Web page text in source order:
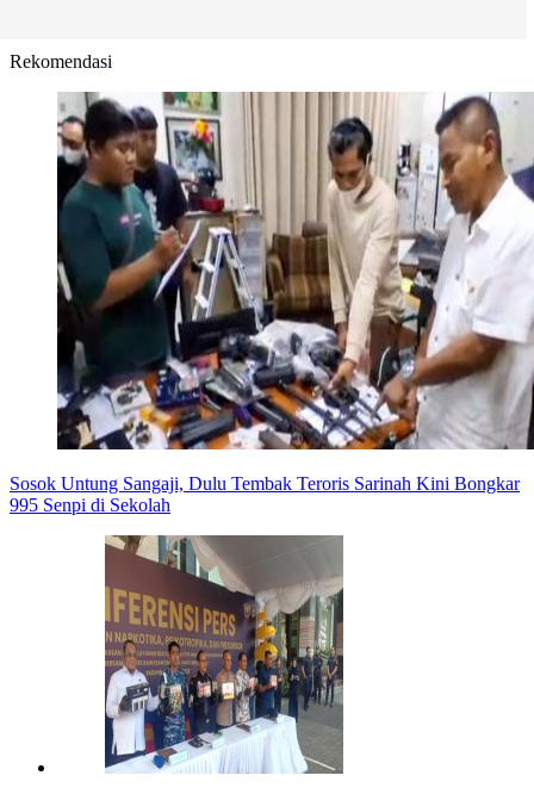
Rekomendasi
Sosok Untung Sangaji, Dulu Tembak Teroris Sarinah Kini Bongkar
995 Senpi di Sekolah